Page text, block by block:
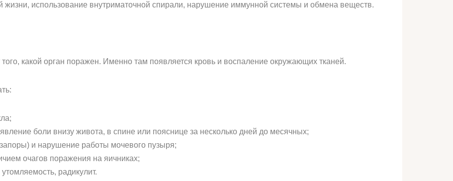
жизни, использование внутриматочной спирали, нарушение иммунной системы и обмена веществ.
какой орган поражен. Именно там появляется кровь и воспаление окружающих тканей.
боли внизу живота, в спине или пояснице за несколько дней до месячных;
и нарушение работы мочевого пузыря;
очагов поражения на яичниках;
радикулит.